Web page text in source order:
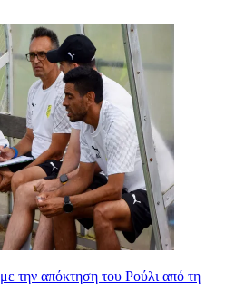
την απόκτηση του Ρούλι από τη